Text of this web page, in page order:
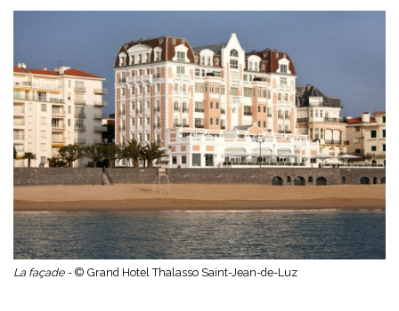
La façade - © Grand Hotel Thalasso Saint-Jean-de-Luz